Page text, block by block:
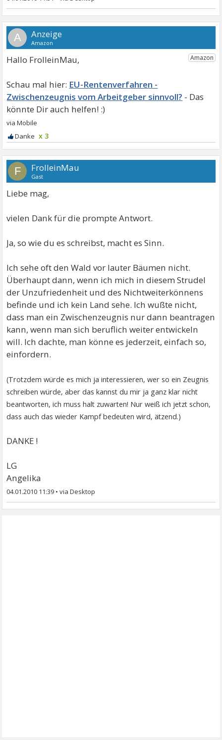
A
Hallo FrolleinMau,
EU-Rentenverfahren -
Zwischenzeugnis vom Arbeitgeber sinnvoll?
x 3
F FrolleinMau
Gast
Liebe mag,
vielen Dank für die prompte Antwort.
Ja, so wie du es schreibst, macht es Sinn.
Ich sehe oft den Wald vor lauter Bäumen nicht.
Überhaupt dann, wenn ich mich in diesem Strudel
der Unzufriedenheit und des Nichtweiterkönnens
befinde und ich kein Land sehe. Ich wußte nicht,
dass man ein Zwischenzeugnis nur dann beantragen
kann, wenn man sich beruflich weiter entwickeln
will. Ich dachte, man könne es jederzeit, einfach so,
einfordern.
(Trotzdem würde es mich ja interessieren, wer so ein Zeugnis
schreiben würde, aber das kannst du mir ja ganz klar nicht
beantworten, ich muss halt zuwarten! Nur weiß ich jetzt schon,
dass auch das wieder Kampf bedeuten wird, ätzend.)
DANKE !
LG
Angelika
04.01.2010 11:39 •